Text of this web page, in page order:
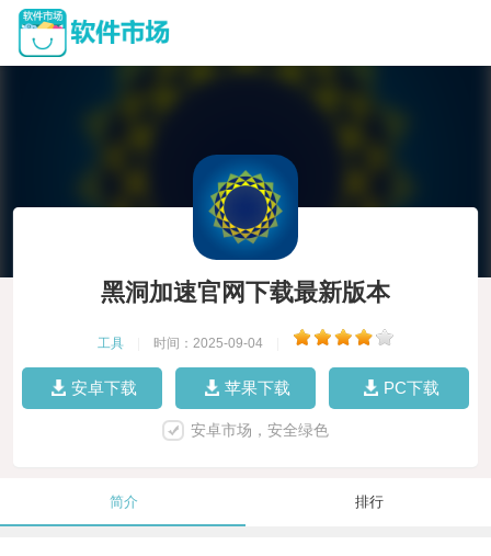
黑洞加速官网下载最新版本
工具 时间：2025-09-04
安卓下载 苹果下载 PC下载
安卓市场，安全绿色
简介 排行